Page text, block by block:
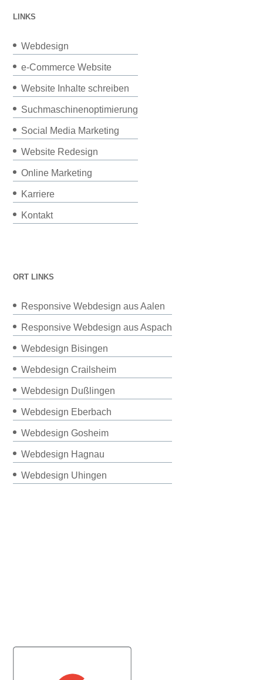
LINKS
Webdesign
e-Commerce Website
Website Inhalte schreiben
Suchmaschinenoptimierung
Social Media Marketing
Website Redesign
Online Marketing
Karriere
Kontakt
ORT LINKS
Responsive Webdesign aus Aalen
Responsive Webdesign aus Aspach
Webdesign Bisingen
Webdesign Crailsheim
Webdesign Dußlingen
Webdesign Eberbach
Webdesign Gosheim
Webdesign Hagnau
Webdesign Uhingen